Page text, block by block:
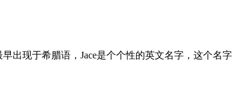
出现于希腊语，Jace是个个性的英文名字，这个名字